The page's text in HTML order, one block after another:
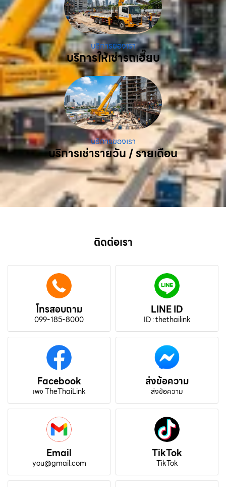
บริการของเรา
บริการให้เช่ารถเฮี๊ยบ
บริการของเรา
บริการเช่ารายวัน / รายเดือน
ติดต่อเรา
โทรสอบถาม
099-185-8000
LINE ID
ID : thethailink
Facebook
เพจ TheThaiLink
ส่งข้อความ
ส่งข้อความ
Email
you@gmail.com
TikTok
TikTok